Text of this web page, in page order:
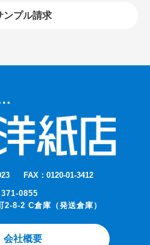
ンプル請求
FAX：0120-01-3412
0855
2-8-2 C倉庫（発送倉庫）
会社概要